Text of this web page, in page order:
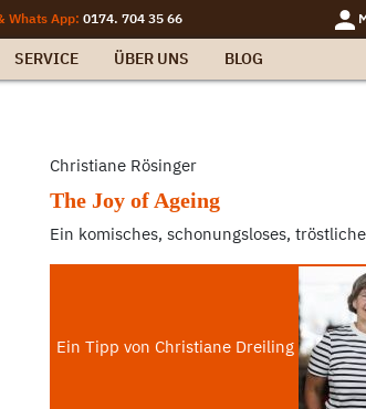
Whats App: 0174. 704 35 66
SERVICE ÜBER UNS BLOG
Christiane Rösinger
The Joy of Ageing
Ein komisches, schonungsloses,
Ein Tipp von Christiane Dreiling